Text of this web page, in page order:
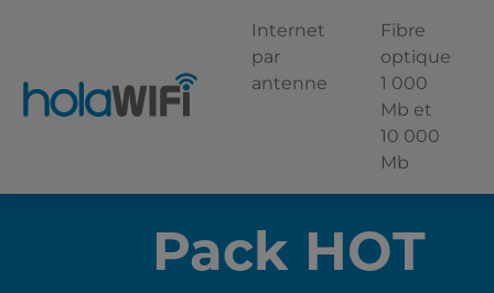
Internet
par
antenne
Fibre
optique
1 000
Mb et
10 000
Mb
Pack HOT